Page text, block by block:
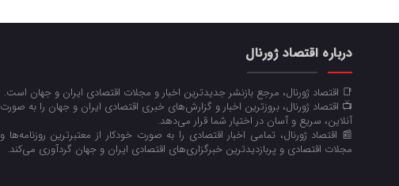
درباره اقتصاد ژورنال
📑 اقتصاد ژورنال، مرجع بازنشر جدیدترین اخبار و مجلات اقتصادی ایران و جهان است.
📺 اقتصاد ژورنال، بروزترین اخبار و گزارش‌های خبری اقتصادی ایران و جهان را به صورت
آنلاین، سریع و آسان در اختیار شما قرار می‌‌دهد.
📰 اقتصاد ژورنال، تمامی اخبار اقتصادی را به صورت خودکار از معتبرترین روزنامه‌ها و
مجلات اقتصادی و پربازدیدترین خبرگزاری‌های اقتصادی ایران و جهان گردآوری می‌کند.